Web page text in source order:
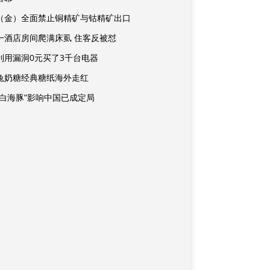
金）全面禁止铜精矿与钴精矿出口
酒店房间爬满床虱 住客反被怼
用漏洞0元买了3千台电器
奶糖经典糖纸海外走红
海豚”影响中国已成定局